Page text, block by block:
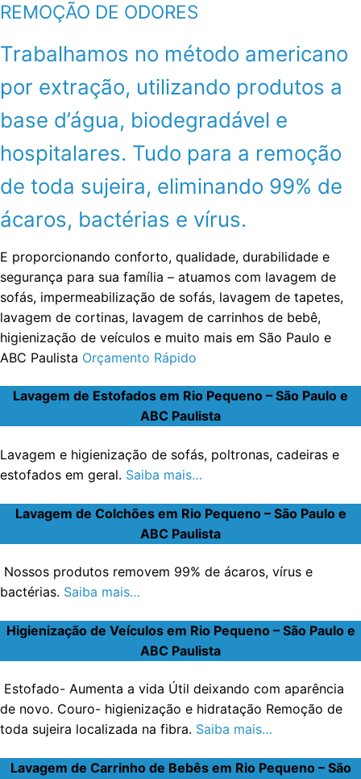
REMOÇÃO DE ODORES
Trabalhamos no método americano
por extração, utilizando produtos a
base d’água, biodegradável e
hospitalares. Tudo para a remoção
de toda sujeira, eliminando 99% de
ácaros, bactérias e vírus.
E proporcionando conforto, qualidade, durabilidade e
segurança para sua família – atuamos com lavagem de
sofás, impermeabilização de sofás, lavagem de tapetes,
lavagem de cortinas, lavagem de carrinhos de bebê,
higienização de veículos e muito mais em São Paulo e
ABC Paulista Orçamento Rápido
Lavagem de Estofados em Rio Pequeno – São Paulo e
ABC Paulista
Lavagem e higienização de sofás, poltronas, cadeiras e
estofados em geral. Saiba mais…
Lavagem de Colchões em Rio Pequeno – São Paulo e
ABC Paulista
Nossos produtos removem 99% de ácaros, vírus e
bactérias. Saiba mais…
Higienização de Veículos em Rio Pequeno – São Paulo e
ABC Paulista
Estofado- Aumenta a vida Útil deixando com aparência
de novo. Couro- higienização e hidratação Remoção de
toda sujeira localizada na fibra. Saiba mais…
Lavagem de Carrinho de Bebês em Rio Pequeno – São